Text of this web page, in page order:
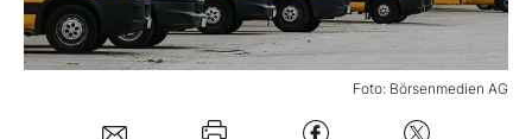
Mein Konto
Foto: Börsenmedien AG